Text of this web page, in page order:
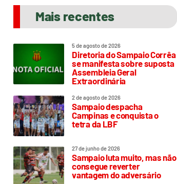
Mais recentes
5 de agosto de 2026
Diretoria do Sampaio Corrêa
se manifesta sobre suposta
Assembleia Geral
Extraordinária
2 de agosto de 2026
Sampaio despacha
Campinas e conquista o
tetra da LBF
27 de junho de 2026
Sampaio luta muito, mas não
consegue reverter
vantagem do adversário